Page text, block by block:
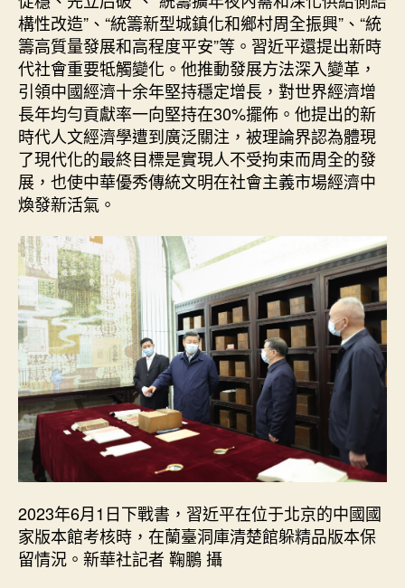
構性改造”、“統籌新型城鎮化和鄉村周全振興”、“統
籌高質量發展和高程度平安”等。習近平還提出新時
代社會重要牴觸變化。他推動發展方法深入變革，
引領中國經濟十余年堅持穩定增長，對世界經濟增
長年均勻貢獻率一向堅持在30%擺佈。他提出的新
時代人文經濟學遭到廣泛關注，被理論界認為體現
了現代化的最終目標是實現人不受拘束而周全的發
展，也使中華優秀傳統文明在社會主義市場經濟中
煥發新活氣。
2023年6月1日下戰書，習近平在位于北京的中國國
家版本館考核時，在蘭臺洞庫清楚館躲精品版本保
留情況。新華社記者 鞠鵬 攝